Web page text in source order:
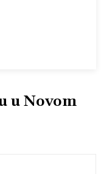
u Novom